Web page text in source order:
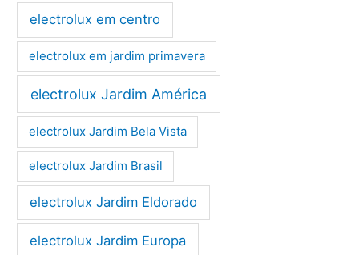
electrolux em centro
electrolux em jardim primavera
electrolux Jardim América
electrolux Jardim Bela Vista
electrolux Jardim Brasil
electrolux Jardim Eldorado
electrolux Jardim Europa